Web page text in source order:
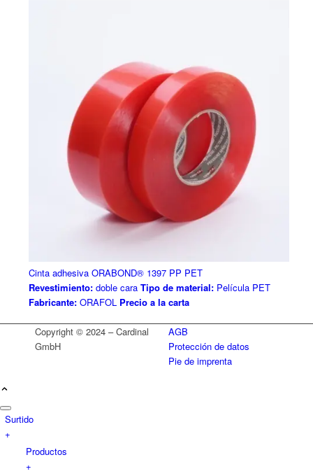
Cinta adhesiva ORABOND® 1397 PP PET
Revestimiento:doble cara Tipo de material:Película PET
Fabricante:ORAFOL Precio a la carta
Copyright © 2024 – Cardinal
GmbH
AGB
Protección de datos
Pie de imprenta
Surtido
+
Productos
+